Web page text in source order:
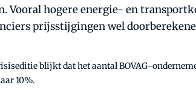
Vooral hogere energie- en
prijsstijgingen wel
blijkt dat het aantal BOVAG-
10%.